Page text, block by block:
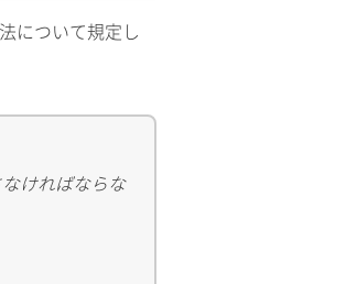
について規定し
ければならな